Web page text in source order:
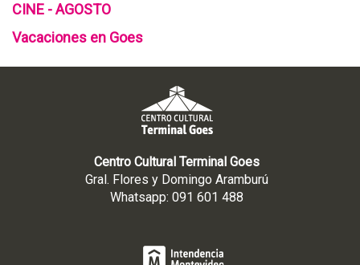
CINE - AGOSTO
Vacaciones en Goes
Centro Cultural Terminal Goes
Gral. Flores y Domingo Aramburú
Whatsapp: 091 601 488